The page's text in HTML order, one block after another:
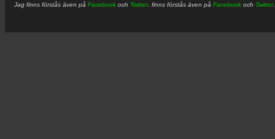
Jag finns förstås även på Facebook och Twitter. finns förstås även på Facebook och Twitter.